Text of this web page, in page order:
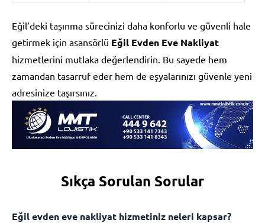
Eğil’deki taşınma sürecinizi daha konforlu ve güvenli hale
getirmek için asansörlü Eğil Evden Eve Nakliyat
hizmetlerini mutlaka değerlendirin. Bu sayede hem
zamandan tasarruf eder hem de eşyalarınızı güvenle yeni
adresinize taşırsınız.
Sıkça Sorulan Sorular
Eğil evden eve nakliyat hizmetiniz neleri kapsar?